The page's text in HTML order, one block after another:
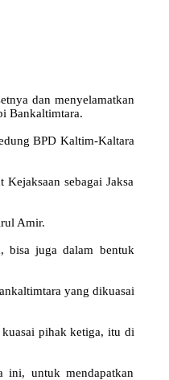
dan menyelamatkan
Bankaltimtara.
BPD Kaltim-Kaltara
sebagai Jaksa
Amir.
bisa juga dalam bentuk
yang dikuasai
kuasai pihak ketiga, itu di
ini, untuk mendapatkan